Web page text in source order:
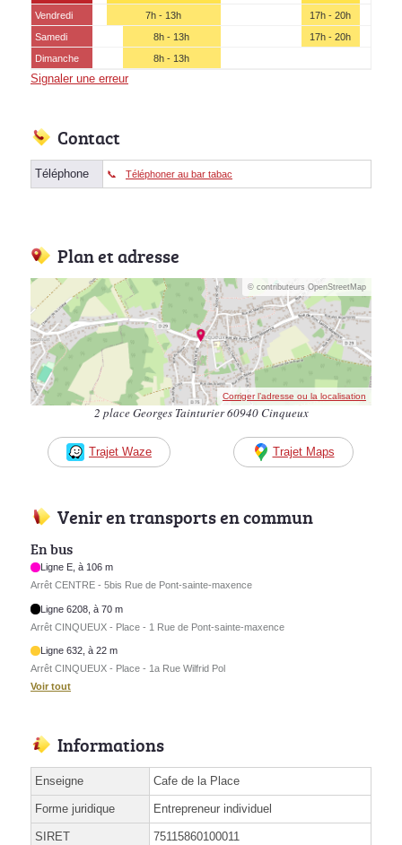
Vendredi
7h - 13h
17h - 20h
Samedi
8h - 13h
17h - 20h
Dimanche
8h - 13h
Signaler une erreur
Contact
Téléphone Téléphoner au bar tabac
Plan et adresse
© contributeurs OpenStreetMap
Corriger l’adresse ou la localisation
2 place Georges Tainturier 60940 Cinqueux
Trajet Waze Trajet Maps
Venir en transports en commun
En bus
Ligne E, à 106 m
Arrêt CENTRE - 5bis Rue de Pont-sainte-maxence
Ligne 6208, à 70 m
Arrêt CINQUEUX - Place - 1 Rue de Pont-sainte-maxence
Ligne 632, à 22 m
Arrêt CINQUEUX - Place - 1a Rue Wilfrid Pol
Voir tout
Informations
Enseigne Cafe de la Place
Forme juridique Entrepreneur individuel
SIRET 75115860100011